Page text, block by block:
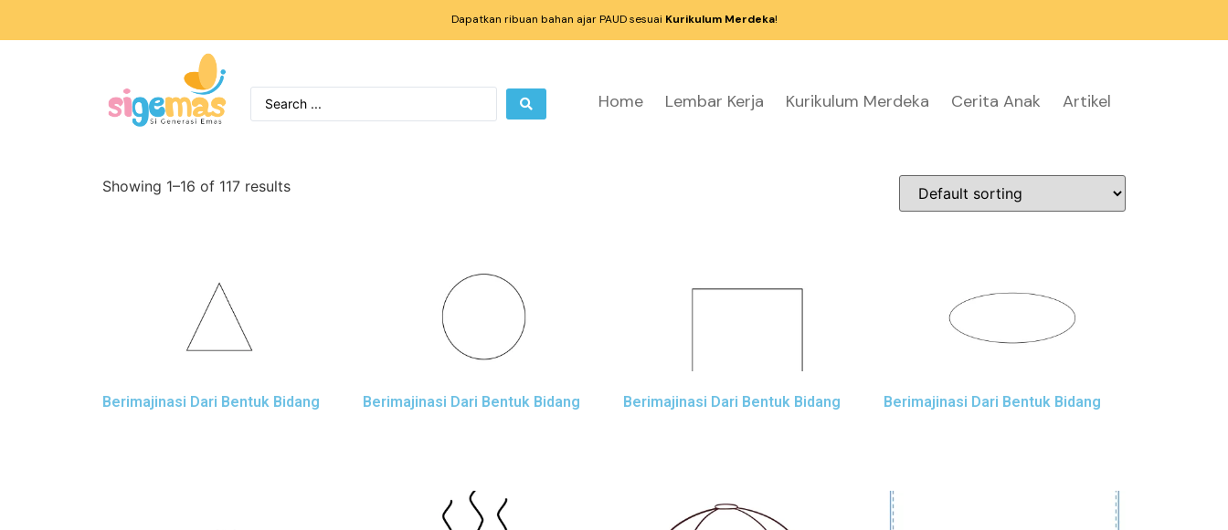
Dapatkan ribuan bahan ajar PAUD sesuai Kurikulum Merdeka!
Home Lembar Kerja Kurikulum Merdeka Cerita Anak Artikel
Showing 1–16 of 117 results
Berimajinasi Dari Bentuk Bidang Berimajinasi Dari Bentuk Bidang Berimajinasi Dari Bentuk Bidang Berimajinasi Dari Bentuk Bidang